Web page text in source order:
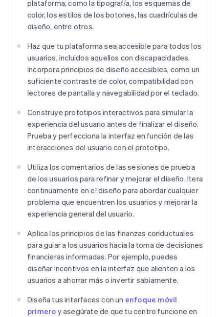
plataforma, como la tipografía, los esquemas de
color, los estilos de los botones, las cuadrículas de
diseño, entre otros.
Haz que tu plataforma sea accesible para todos los
usuarios, incluidos aquellos con discapacidades.
Incorpora principios de diseño accesibles, como un
suficiente contraste de color, compatibilidad con
lectores de pantalla y navegabilidad por el teclado.
Construye prototipos interactivos para simular la
experiencia del usuario antes de finalizar el diseño.
Prueba y perfecciona la interfaz en función de las
interacciones del usuario con el prototipo.
Utiliza los comentarios de las sesiones de prueba
de los usuarios para refinar y mejorar el diseño. Itera
continuamente en el diseño para abordar cualquier
problema que encuentren los usuarios y mejorar la
experiencia general del usuario.
Aplica los principios de las finanzas conductuales
para guiar a los usuarios hacia la toma de decisiones
financieras informadas. Por ejemplo, puedes
diseñar incentivos en la interfaz que alienten a los
usuarios a ahorrar más o invertir sabiamente.
Diseña tus interfaces con un enfoque móvil
primero y asegúrate de que tu centro funcione en